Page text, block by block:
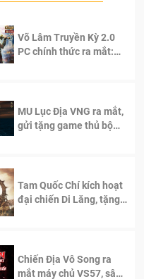
Võ Lâm Truyền Kỳ 2.0
PC chính thức ra mắt:
MU Lục Địa VNG ra mắt,
gửi tặng game thủ bộ
Tam Quốc Chí kích hoạt
đại chiến Di Lăng, tặng
Chiến Địa Vô Song ra
mắt máy chủ VS57, sân